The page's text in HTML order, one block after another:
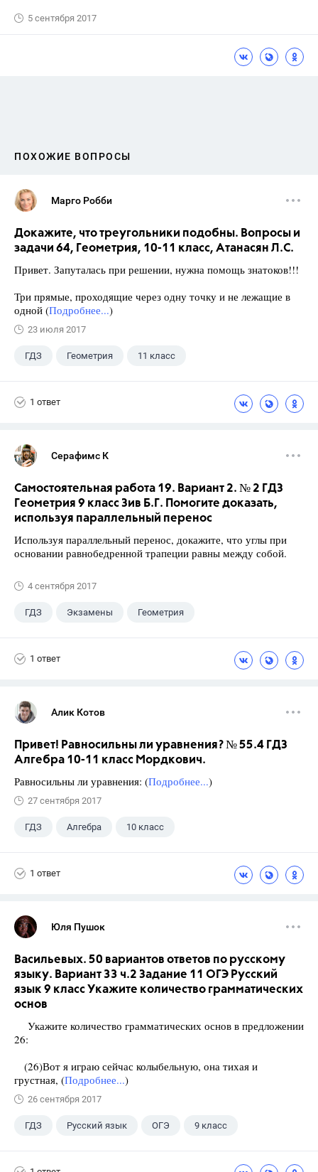
5 сентября 2017
ПОХОЖИЕ ВОПРОСЫ
Марго Робби
Докажите, что треугольники подобны. Вопросы и
задачи 64, Геометрия, 10-11 класс, Атанасян Л.С.
Привет. Запуталась при решении, нужна помощь знатоков!!!
Три прямые, проходящие через одну точку и не лежащие в
одной (Подробнее...)
23 июля 2017
ГДЗ Геометрия 11 класс
1 ответ
Серафимс К
Самостоятельная работа 19. Вариант 2. № 2 ГДЗ
Геометрия 9 класс Зив Б.Г. Помогите доказать,
используя параллельный перенос
Используя параллельный перенос, докажите, что углы при
основании равнобедренной трапеции равны между собой.
4 сентября 2017
ГДЗ Экзамены Геометрия
1 ответ
Алик Котов
Привет! Равносильны ли уравнения? № 55.4 ГДЗ
Алгебра 10-11 класс Мордкович.
Равносильны ли уравнения: (Подробнее...)
27 сентября 2017
ГДЗ Алгебра 10 класс
1 ответ
Юля Пушок
Васильевых. 50 вариантов ответов по русскому
языку. Вариант 33 ч.2 Задание 11 ОГЭ Русский
язык 9 класс Укажите количество грамматических
основ
Укажите количество грамматических основ в предложении
26:
(26)Вот я играю сейчас колыбельную, она тихая и
грустная, (Подробнее...)
26 сентября 2017
ГДЗ Русский язык ОГЭ 9 класс